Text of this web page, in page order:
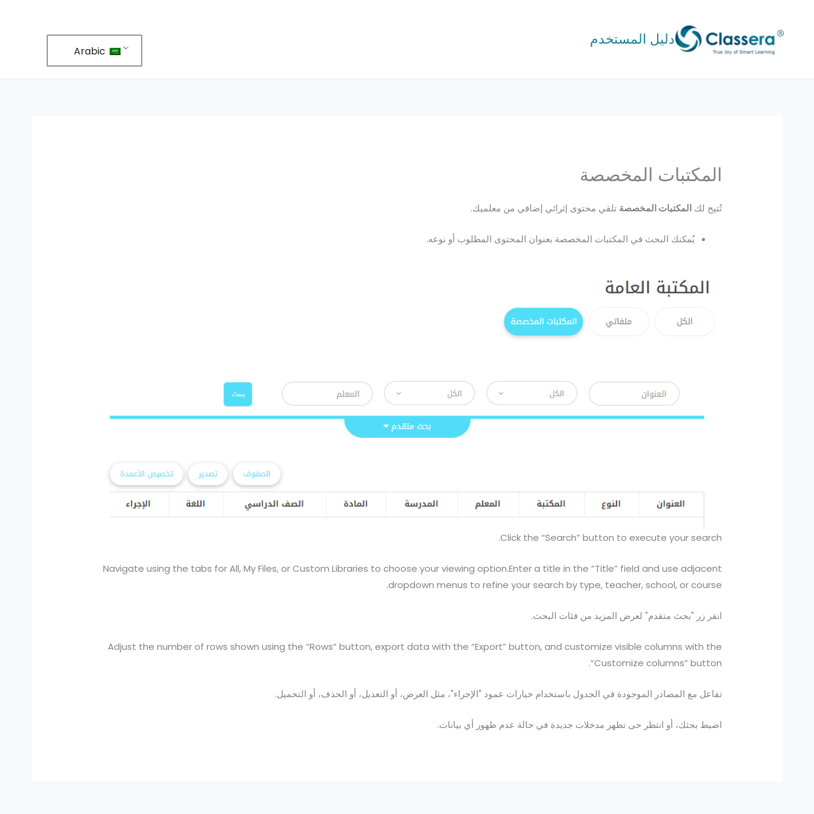
المحتوى
دليل المستخدم
المكتبات المخصصة
تُتيح لكالمكتبات المخصصة تلقي محتوى إثرائي إضافي من معلميك.
يُمكنك البحث في المكتبات المخصصة بعنوان المحتوى المطلوب أو نوعه.
Click the “Search” button to execute your search.
Navigate using the tabs for All, My Files, or Custom Libraries to choose your viewing option.Enter a title in the “Title” field and use adjacent
dropdown menus to refine your search by type, teacher, school, or course.
انقر زر "بحث متقدم" لعرض المزيد من فئات البحث.
Adjust the number of rows shown using the “Rows” button, export data with the “Export” button, and customize visible columns with the
“Customize columns” button.
تفاعل مع المصادر الموجودة في الجدول باستخدام خيارات عمود "الإجراء"، مثل العرض، أو التعديل، أو الحذف، أو التحميل.
اضبط بحثك، أو انتظر حى تظهر مدخلات جديدة في حالة عدم ظهور أي بيانات.